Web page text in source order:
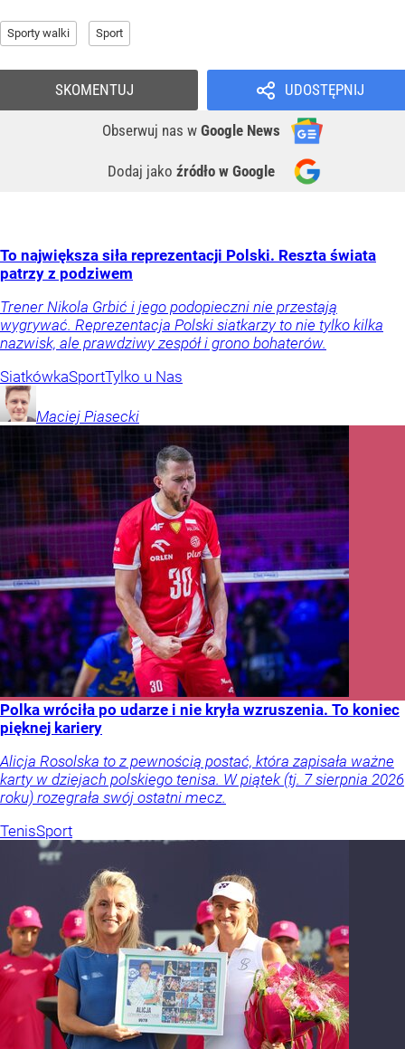
Sporty walki Sport
UDOSTĘPNIJ
Obserwuj nas w Google News
Dodaj jako źródło w Google
SKOMENTUJ
To największa siła reprezentacji Polski. Reszta świata
patrzy z podziwem
Trener Nikola Grbić i jego podopieczni nie przestają
wygrywać. Reprezentacja Polski siatkarzy to nie tylko kilka
nazwisk, ale prawdziwy zespół i grono bohaterów.
SiatkówkaSportTylko u Nas
Maciej Piasecki
Polka wróciła po udarze i nie kryła wzruszenia. To koniec
pięknej kariery
Alicja Rosolska to z pewnością postać, która zapisała ważne
karty w dziejach polskiego tenisa. W piątek (tj. 7 sierpnia 2026
roku) rozegrała swój ostatni mecz.
TenisSport